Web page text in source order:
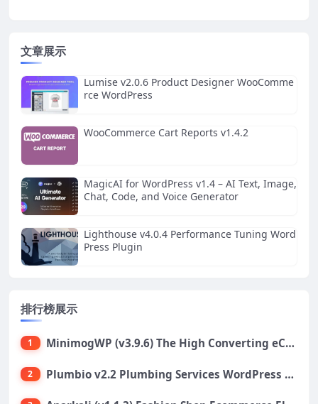
文章展示
Lumise v2.0.6 Product Designer WooComme
rce WordPress
WooCommerce Cart Reports v1.4.2
MagicAI for WordPress v1.4 – AI Text, Image,
Chat, Code, and Voice Generator
Lighthouse v4.0.4 Performance Tuning Word
Press Plugin
排行榜展示
1 MinimogWP (v3.9.6) The High Converting eCommerce WordPress Theme
2 Plumbio v2.2 Plumbing Services WordPress Theme